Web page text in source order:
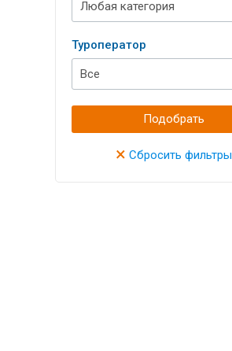
Туроператор
Подобрать
× Сбросить фильтры